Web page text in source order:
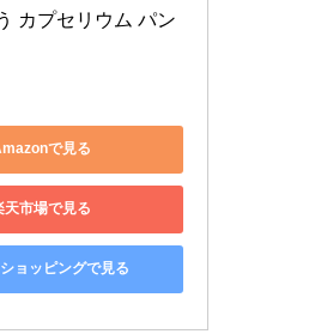
カプセリウム パン
で見る
天市場で見る
ョッピングで見る